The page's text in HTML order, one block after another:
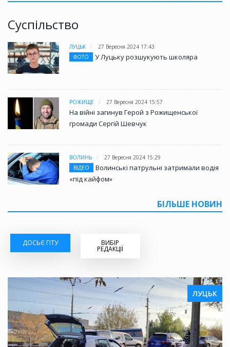
Суспільство
ЛУЦЬК
27 Вересня 2024 17:43
ФОТО
У Луцьку розшукують школяра
РОЖИЩЕ 27 Вересня 2024 15:57
На війні загинув Герой з Рожищенської
громади Сергій Шевчук
ВОЛИНЬ
27 Вересня 2024 15:29
ВІДЕО
Волинські патрульні затримали водія
«під кайфом»
БІЛЬШЕ НОВИН
ДОСЬЄ ГІТУ ВИБІР
РЕДАКЦІЇ
ЛУЦЬК